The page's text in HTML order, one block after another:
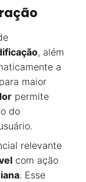
, além
a
maior
permite
do
relevante
com ação
. Esse